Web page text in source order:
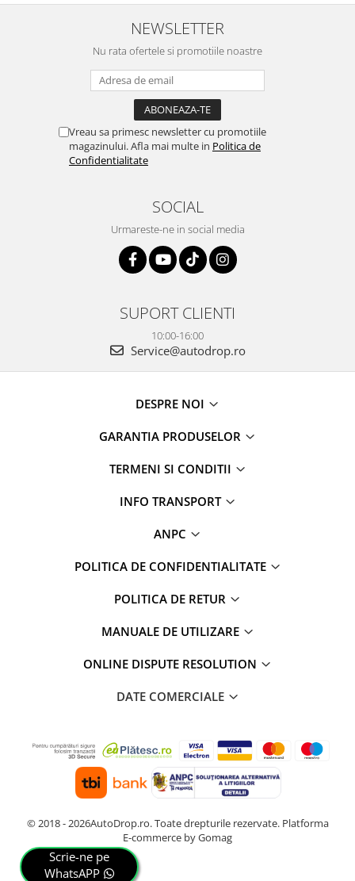
atras atentia ca nu era conectat
cablul de video de la camera
serviabili, livrare rapidă, suport
tehnic, totul impecabil, o să revin
la ei și pentru vi...
NEWSLETTER
Nu rata ofertele si promotiile noastre
Vreau sa primesc newsletter cu promotiile
magazinului. Afla mai multe in Politica de
Confidentialitate
SOCIAL
Urmareste-ne in social media
SUPORT CLIENTI
10:00-16:00
Service@autodrop.ro
DESPRE NOI
GARANTIA PRODUSELOR
TERMENI SI CONDITII
INFO TRANSPORT
ANPC
POLITICA DE CONFIDENTIALITATE
POLITICA DE RETUR
MANUALE DE UTILIZARE
ONLINE DISPUTE RESOLUTION
DATE COMERCIALE
© 2018 - 2026AutoDrop.ro. Toate drepturile rezervate. Platforma
E-commerce by Gomag
Scrie-ne pe
WhatsAPP